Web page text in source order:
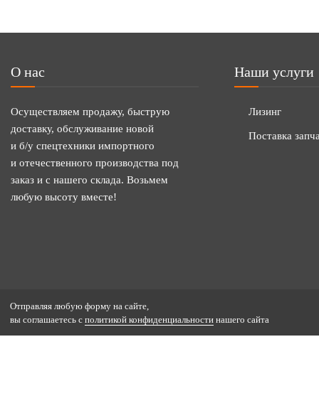
О нас
Осуществляем продажу, быструю
доставку, обслуживание новой
и б/у спецтехники импортного
и отечественного производства под
заказ и с нашего склада. Возьмем
любую высоту вместе!
Наши услуги
Лизинг
Поставка
Отправляя любую форму на сайте,
вы соглашаетесь с политикой конфиденциальности нашего сайта